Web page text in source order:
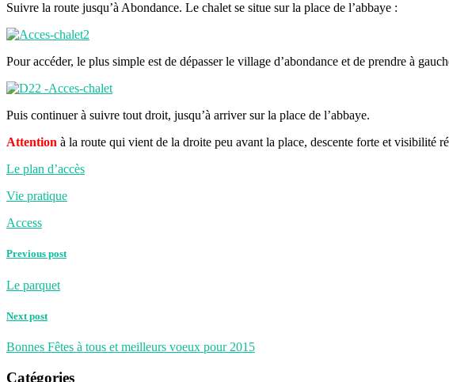
Suivre la route jusqu’à Abondance. Le chalet se situe sur la place de l’abbaye :
Pour accéder, le plus simple est de dépasser le village d’abondance et de prendre à
Puis continuer à suivre tout droit, jusqu’à arriver sur la place de l’abbaye.
Attention à la route qui vient de la droite peu avant la place, descente forte et visibilité
Le plan d’accès
Vie pratique
Access
Previous post
Le parquet
Next post
Bonnes Fêtes à tous et meilleurs voeux pour 2015
Catégories